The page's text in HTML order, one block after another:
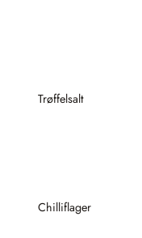
Trøffelsalt
Chilliflager